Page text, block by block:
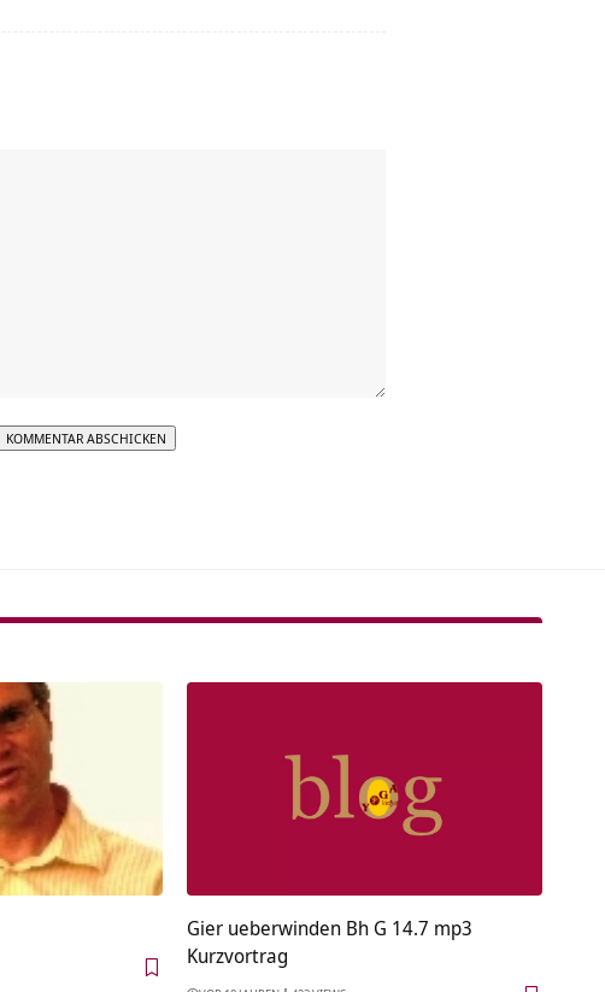
Gier ueberwinden Bh G 14.7 mp3
Kurzvortrag